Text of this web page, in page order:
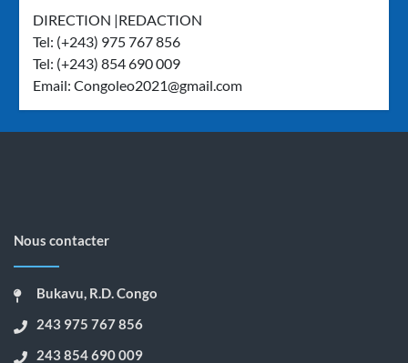
DIRECTION |REDACTION
Tel: (+243) 975 767 856
Tel: (+243) 854 690 009
Email:Congoleo2021@gmail.com
Nous contacter
Bukavu, R.D. Congo
243 975 767 856
243 854 690 009